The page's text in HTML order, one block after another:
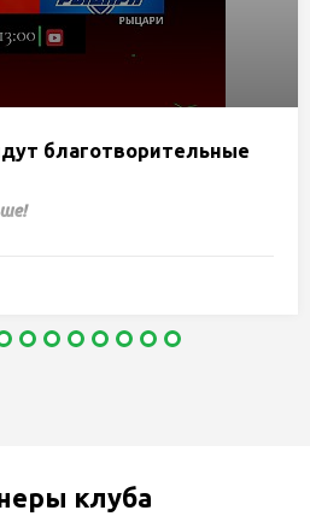
благотворительные
клуба